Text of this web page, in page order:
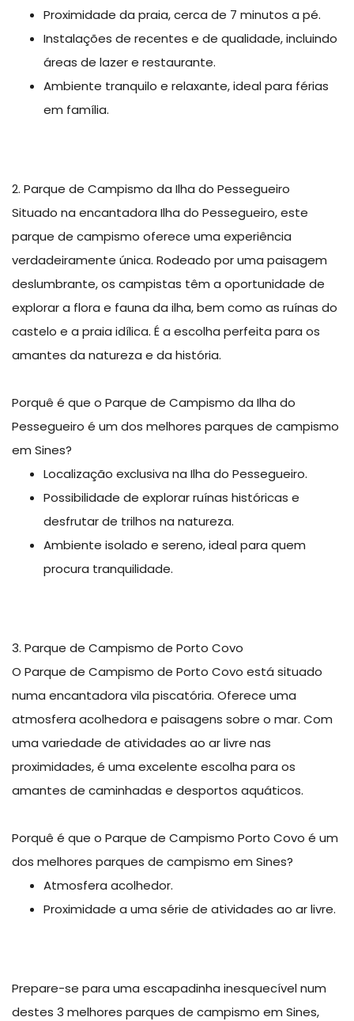
Proximidade da praia, cerca de 7 minutos a pé.
Instalações de recentes e de qualidade, incluindo
áreas de lazer e restaurante.
Ambiente tranquilo e relaxante, ideal para férias
em família.
2. Parque de Campismo da Ilha do Pessegueiro
Situado na encantadora Ilha do Pessegueiro, este
parque de campismo oferece uma experiência
verdadeiramente única. Rodeado por uma paisagem
deslumbrante, os campistas têm a oportunidade de
explorar a flora e fauna da ilha, bem como as ruínas do
castelo e a praia idílica. É a escolha perfeita para os
amantes da natureza e da história.
Porquê é que o Parque de Campismo da Ilha do
Pessegueiro é um dos melhores parques de campismo
em Sines?
Localização exclusiva na Ilha do Pessegueiro.
Possibilidade de explorar ruínas históricas e
desfrutar de trilhos na natureza.
Ambiente isolado e sereno, ideal para quem
procura tranquilidade.
3. Parque de Campismo de Porto Covo
O Parque de Campismo de Porto Covo está situado
numa encantadora vila piscatória. Oferece uma
atmosfera acolhedora e paisagens sobre o mar. Com
uma variedade de atividades ao ar livre nas
proximidades, é uma excelente escolha para os
amantes de caminhadas e desportos aquáticos.
Porquê é que o Parque de Campismo Porto Covo é um
dos melhores parques de campismo em Sines?
Atmosfera acolhedor.
Proximidade a uma série de atividades ao ar livre.
Prepare-se para uma escapadinha inesquecível num
destes 3 melhores parques de campismo em Sines,